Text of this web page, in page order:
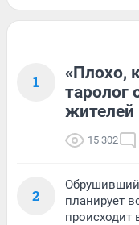
1
«Плохо,
таролог
жителей
15 302
2
планирует
происходит